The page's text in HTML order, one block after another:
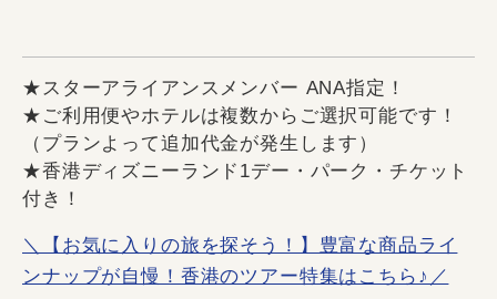
★スターアライアンスメンバー ANA指定！
★ご利用便やホテルは複数からご選択可能です！
（プランよって追加代金が発生します）
★香港ディズニーランド1デー・パーク・チケット
付き！
＼【お気に入りの旅を探そう！】豊富な商品ライ
ンナップが自慢！香港のツアー特集はこちら♪／